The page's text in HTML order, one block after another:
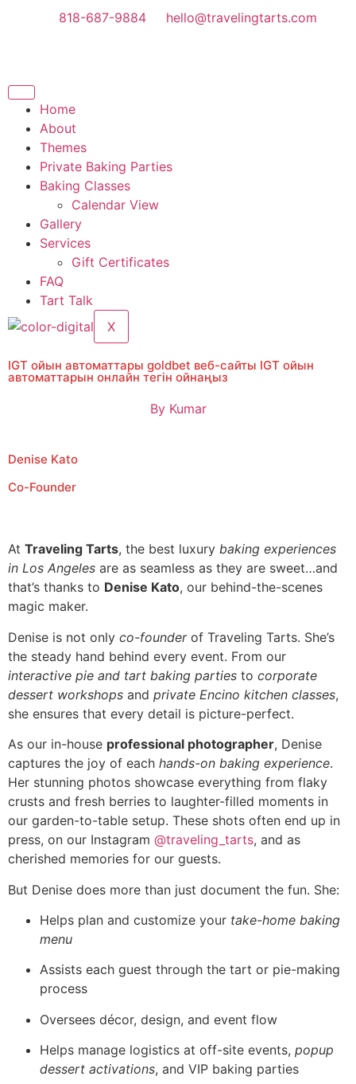
818-687-9884 hello@travelingtarts.com
Home
About
Themes
Private Baking Parties
Baking Classes
Calendar View
Gallery
Services
Gift Certificates
FAQ
Tart Talk
X
IGT ойын автоматтары goldbet веб-сайты IGT ойын
автоматтарын онлайн тегін ойнаңыз
ByKumar
Denise Kato
Co-Founder
At Traveling Tarts, the best luxury baking experiences
in Los Angeles are as seamless as they are sweet…and
that’s thanks to Denise Kato, our behind-the-scenes
magic maker.
Denise is not only co-founderof Traveling Tarts. She’s
the steady hand behind every event. From our
interactive pie and tart baking parties to corporate
dessert workshops and private Encino kitchen classes,
she ensures that every detail is picture-perfect.
As our in-house professional photographer, Denise
captures the joy of each hands-on baking experience.
Her stunning photos showcase everything from flaky
crusts and fresh berries to laughter-filled moments in
our garden-to-table setup. These shots often end up in
press, on our Instagram @traveling_tarts, and as
cherished memories for our guests.
But Denise does more than just document the fun. She:
Helps plan and customize your take-home baking
menu
Assists each guest through the tart or pie-making
process
Oversees décor, design, and event flow
Helps manage logistics at off-site events, popup
dessert activations, and VIP baking parties